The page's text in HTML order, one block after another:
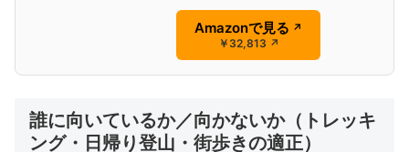
Amazonで見る ↗
￥32,813 ↗
誰に向いているか／向かないか（トレッキ
ング・日帰り登山・街歩きの適正）